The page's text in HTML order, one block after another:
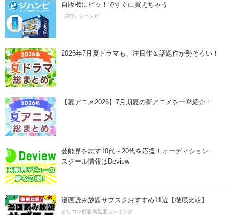
自販機にピッ！ですぐに買えちゃう
（PR）ジハンピ
2026年7月夏ドラマも、注目作＆話題作が勢ぞろい！
【夏アニメ2026】7月期夏の新アニメを一挙紹介！
芸能界を志す10代～20代を応援！オーディション・
スクール情報はDeview
漫画読み放題サブスクおすすめ11選【徹底比較】
オリコン顧客満足度ランキング